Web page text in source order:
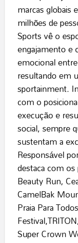
marcas globais
milhões de
Sports vê o
engajamento e
emocional
resultando em
sportainment.
com o
execução e
social, sempre
sustentam a
Responsável
destaca com
Beauty Run,
CamelBak
Praia Para
Super Crown